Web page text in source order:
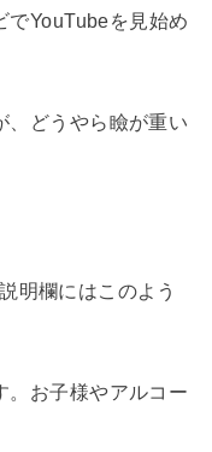
でYouTubeを見始め
、どうやら瞼が重い
明欄にはこのよう
お子様やアルコー